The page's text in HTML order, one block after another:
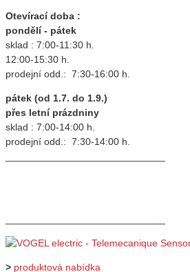
Otevírací doba :
pondělí - pátek
sklad : 7:00-11:30 h.
12:00-15:30 h.
prodejní odd.: 7:30-16:00 h.
pátek (od 1.7. do 1.9.)
přes letní prázdniny
sklad : 7:00-14:00 h.
prodejní odd.: 7:30-14:00 h.
> produktová nabídka